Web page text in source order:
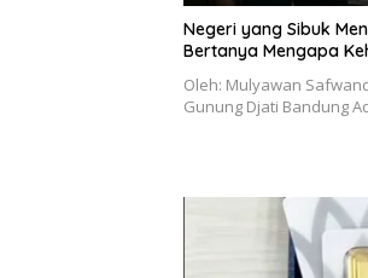
Negeri yang Sibuk
Bertanya Mengapa
Oleh: Mulyawan
Gunung Djati Bandung